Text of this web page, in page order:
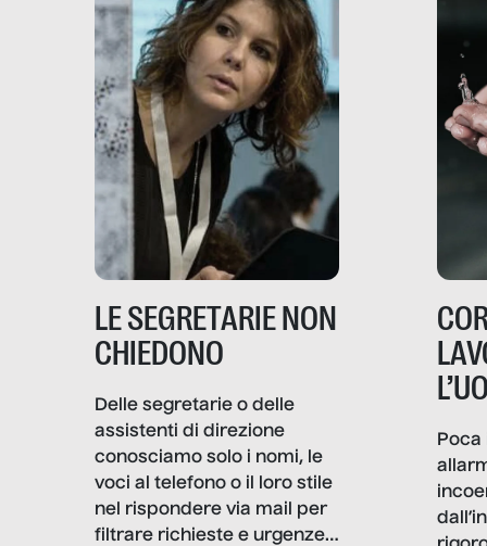
LE SEGRETARIE NON
CHIEDONO
Delle segretarie o delle
assistenti di direzione
conosciamo solo i nomi, le
voci al telefono o il loro stile
nel rispondere via mail per
filtrare richieste e urgenze. I